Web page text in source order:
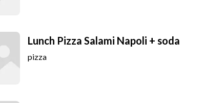
Lunch Pizza Salami Napoli + soda
pizza